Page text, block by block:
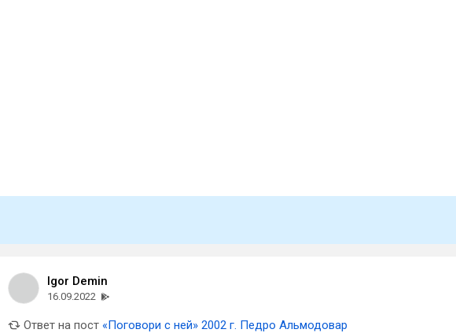
Igor Demin
16.09.2022
Ответ на пост «Поговори с ней» 2002 г. Педро Альмодовар